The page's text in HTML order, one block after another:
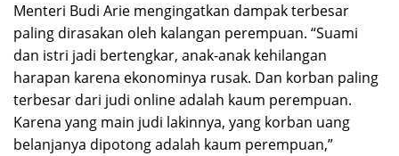
Menteri Budi Arie mengingatkan dampak terbesar
paling dirasakan oleh kalangan perempuan. “Suami
dan istri jadi bertengkar, anak-anak kehilangan
harapan karena ekonominya rusak. Dan korban paling
terbesar dari judi online adalah kaum perempuan.
Karena yang main judi lakinnya, yang korban uang
belanjanya dipotong adalah kaum perempuan,”